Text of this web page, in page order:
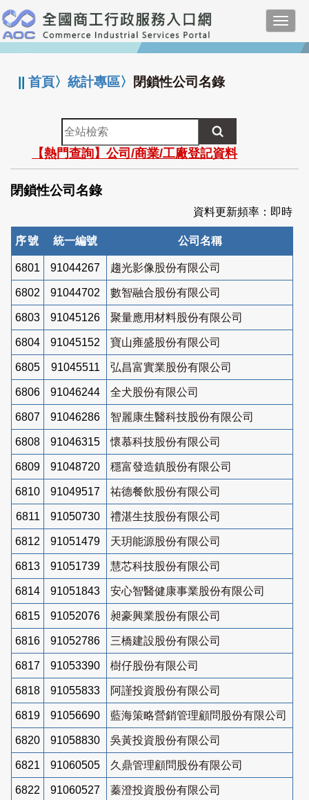
跳
到
主
要
:::
||首頁〉統計專區〉 閉鎖性公司名錄
全
站
檢
索
【熱門查詢】公司/商業/工廠登記資料
閉鎖性公司名錄
資料更新頻率：即時
序號 統一編號 公司名稱
6801 91044267 趨光影像股份有限公司
6802 91044702 數智融合股份有限公司
6803 91045126 聚量應用材料股份有限公司
6804 91045152 寶山雍盛股份有限公司
6805 91045511 弘昌富實業股份有限公司
6806 91046244 全犬股份有限公司
6807 91046286 智麗康生醫科技股份有限公司
6808 91046315 懷慕科技股份有限公司
6809 91048720 穩富發造鎮股份有限公司
6810 91049517 祐德餐飲股份有限公司
6811 91050730 禮湛生技股份有限公司
6812 91051479 天玥能源股份有限公司
6813 91051739 慧芯科技股份有限公司
6814 91051843 安心智醫健康事業股份有限公司
6815 91052076 昶豪興業股份有限公司
6816 91052786 三橋建設股份有限公司
6817 91053390 樹仔股份有限公司
6818 91055833 阿謹投資股份有限公司
6819 91056690 藍海策略營銷管理顧問股份有限公司
6820 91058830 吳黃投資股份有限公司
6821 91060505 久鼎管理顧問股份有限公司
6822 91060527 蓁澄投資股份有限公司